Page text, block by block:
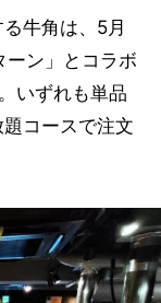
牛角は、5月
ーン」とコラボ
いずれも単品
コースで注文